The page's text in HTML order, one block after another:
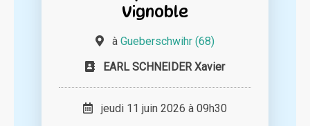
Vignoble
à Gueberschwihr (68)
EARL SCHNEIDER Xavier
jeudi 11 juin 2026 à 09h30